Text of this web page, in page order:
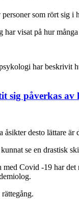
personer som rört sig
har visat på hur
har beskrivit
sig påverkas av
åsikter desto lättare
se en drastisk
med Covid -19 har